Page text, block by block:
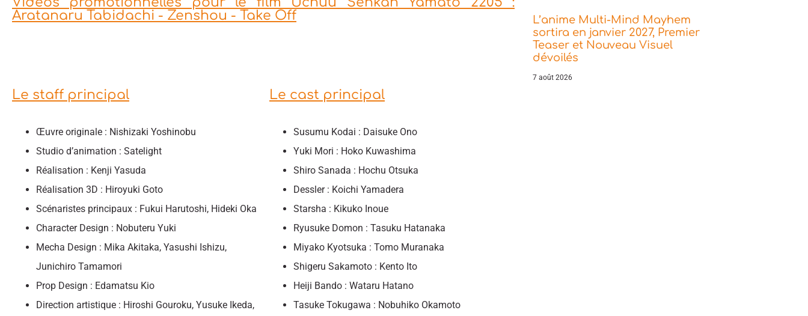
Aratanaru Tabidachi - Zenshou - Take Off
Le staff principal
Œuvre originale : Nishizaki Yoshinobu
Studio d’animation : Satelight
Réalisation : Kenji Yasuda
Réalisation 3D : Hiroyuki Goto
Scénaristes principaux : Fukui Harutoshi, Hideki Oka
Character Design : Nobuteru Yuki
Mecha Design : Mika Akitaka, Yasushi Ishizu,
Junichiro Tamamori
Prop Design : Edamatsu Kio
Direction artistique : Hiroshi Gouroku, Yusuke Ikeda,
Le cast principal
Susumu Kodai : Daisuke Ono
Yuki Mori : Hoko Kuwashima
Shiro Sanada : Hochu Otsuka
Dessler : Koichi Yamadera
Starsha : Kikuko Inoue
Ryusuke Domon : Tasuku Hatanaka
Miyako Kyotsuka : Tomo Muranaka
Shigeru Sakamoto : Kento Ito
Heiji Bando : Wataru Hatano
Tasuke Tokugawa : Nobuhiko Okamoto
L’anime Multi-Mind Mayhem
sortira en janvier 2027, Premier
Teaser et Nouveau Visuel
dévoilés
7 août 2026